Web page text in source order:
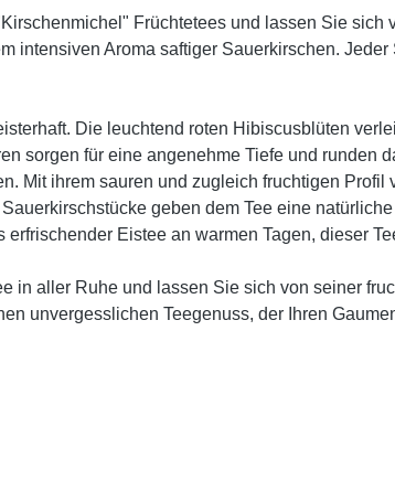
Früchtetees und lassen Sie
intensiven Aroma saftiger Sauerkirschen.
Die leuchtend roten Hibiscusblüten
sorgen für eine angenehme Tiefe und runden
Mit ihrem sauren und zugleich fruchtigen
geben dem Tee eine
Eistee an warmen Tagen, dieser
in aller Ruhe und lassen Sie sich von seiner
unvergesslichen Teegenuss, der Ihren